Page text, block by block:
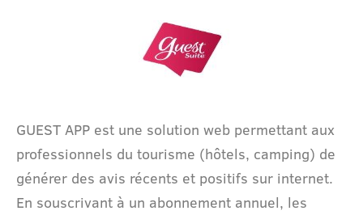
GUEST APP est une solution web permettant aux
professionnels du tourisme (hôtels, camping) de
générer des avis récents et positifs sur internet.
En souscrivant à un abonnement annuel, les